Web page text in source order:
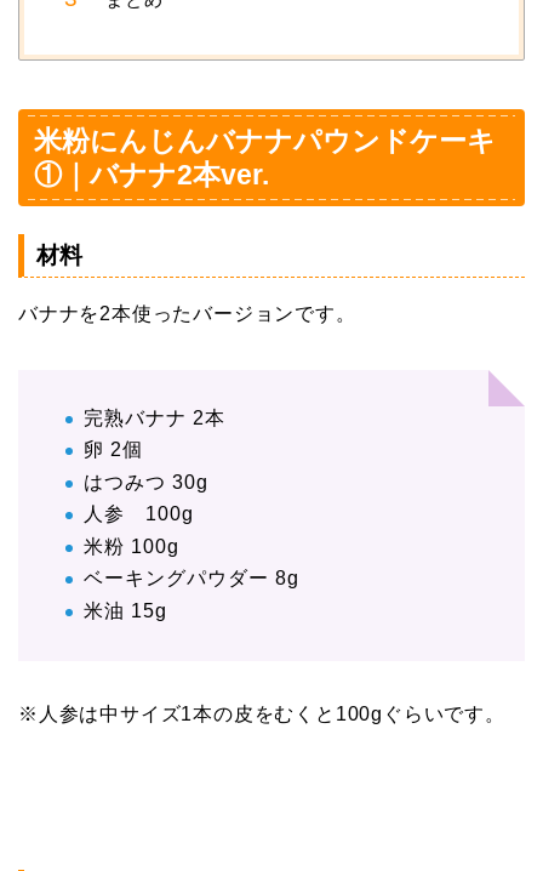
米粉にんじんバナナパウンドケーキ
①｜バナナ2本ver.
材料
バナナを2本使ったバージョンです。
完熟バナナ 2本
卵 2個
はつみつ 30g
人参 100g
米粉 100g
ベーキングパウダー 8g
米油 15g
※人参は中サイズ1本の皮をむくと100gぐらいです。